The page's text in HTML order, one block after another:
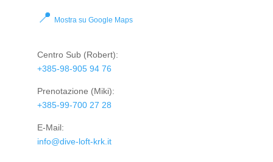
📍 Mostra su Google Maps
Centro Sub(Robert):
+385-98-905 94 76
Prenotazione (Miki):
+385-99-700 27 28
E-Mail:
info@dive-loft-krk.it